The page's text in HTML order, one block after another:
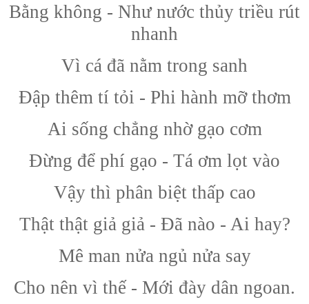
Bằng không - Như nước thủy triều rút
nhanh
Vì cá đã nằm trong sanh
Đập thêm tí tỏi - Phi hành mỡ thơm
Ai sống chẳng nhờ gạo cơm
Đừng để phí gạo - Tá ơm lọt vào
Vậy thì phân biệt thấp cao
Thật thật giả giả - Đã nào - Ai hay?
Mê man nửa ngủ nửa say
Cho nên vì thế - Mới đày dân ngoan.